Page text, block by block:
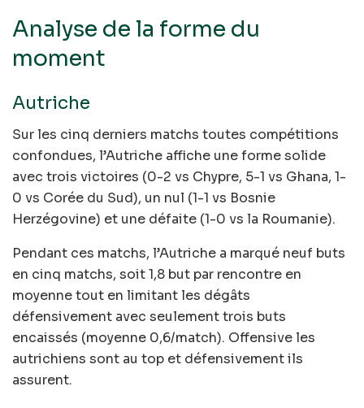
Analyse de la forme du
moment
Autriche
Sur les cinq derniers matchs toutes compétitions
confondues, l’Autriche affiche une forme solide
avec trois victoires (0-2 vs Chypre, 5-1 vs Ghana, 1-
0 vs Corée du Sud), un nul (1-1 vs Bosnie
Herzégovine) et une défaite (1-0 vs la Roumanie).
Pendant ces matchs, l’Autriche a marqué neuf buts
en cinq matchs, soit 1,8 but par rencontre en
moyenne tout en limitant les dégâts
défensivement avec seulement trois buts
encaissés (moyenne 0,6/match). Offensive les
autrichiens sont au top et défensivement ils
assurent.